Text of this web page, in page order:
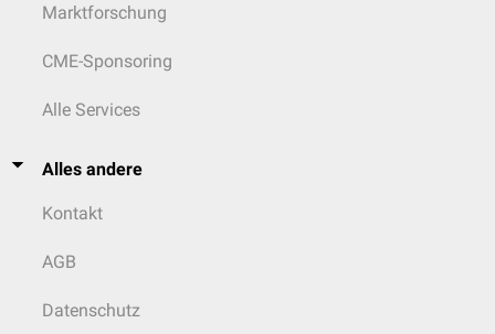
Marktforschung
CME-Sponsoring
Alle Services
Alles andere
Kontakt
AGB
Datenschutz